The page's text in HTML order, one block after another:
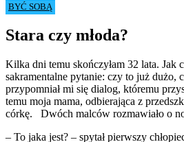
BYĆ SOBĄ
Stara czy młoda?
Kilka dni temu skończyłam 32 lata. Jak
sakramentalne pytanie: czy to już dużo,
przypomniał mi się dialog, któremu
temu moja mama, odbierająca z
córkę. Dwóch malców rozmawiało o
– To jaka jest? – spytał pierwszy